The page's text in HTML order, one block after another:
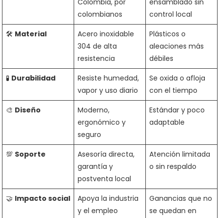
Colombia, por
colombianos
ensamblado sin
control local
🛠️ Material
Acero inoxidable
304 de alta
resistencia
Plásticos o
aleaciones más
débiles
🧪 Durabilidad
Resiste humedad,
vapor y uso diario
Se oxida o afloja
con el tiempo
🎨 Diseño
Moderno,
ergonómico y
seguro
Estándar y poco
adaptable
💯 Soporte
Asesoría directa,
garantía y
postventa local
Atención limitada
o sin respaldo
🤝 Impacto social
Apoya la industria
y el empleo
Ganancias que no
se quedan en